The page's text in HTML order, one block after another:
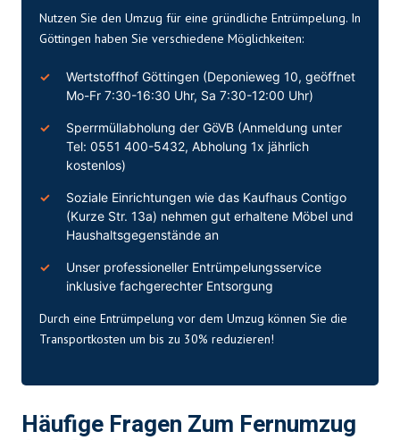
Nutzen Sie den Umzug für eine gründliche Entrümpelung. In
Göttingen haben Sie verschiedene Möglichkeiten:
Wertstoffhof Göttingen (Deponieweg 10, geöffnet
Mo-Fr 7:30-16:30 Uhr, Sa 7:30-12:00 Uhr)
Sperrmüllabholung der GöVB (Anmeldung unter
Tel: 0551 400-5432, Abholung 1x jährlich
kostenlos)
Soziale Einrichtungen wie das Kaufhaus Contigo
(Kurze Str. 13a) nehmen gut erhaltene Möbel und
Haushaltsgegenstände an
Unser professioneller Entrümpelungsservice
inklusive fachgerechter Entsorgung
Durch eine Entrümpelung vor dem Umzug können Sie die
Transportkosten um bis zu 30% reduzieren!
Häufige Fragen Zum Fernumzug